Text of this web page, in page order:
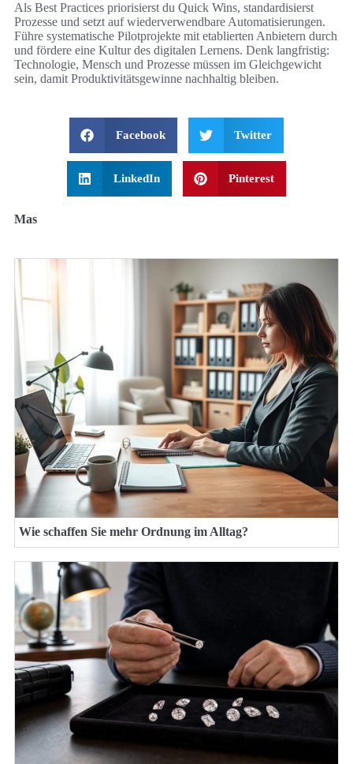
Als Best Practices priorisierst du Quick Wins, standardisierst
Prozesse und setzt auf wiederverwendbare Automatisierungen.
Führe systematische Pilotprojekte mit etablierten Anbietern durch
und fördere eine Kultur des digitalen Lernens. Denk langfristig:
Technologie, Mensch und Prozesse müssen im Gleichgewicht
sein, damit Produktivitätsgewinne nachhaltig bleiben.
Facebook Twitter
LinkedIn Pinterest
Mas
Wie schaffen Sie mehr Ordnung im Alltag?